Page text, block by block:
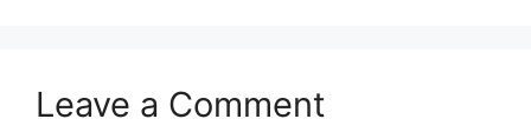
Leave a Comment